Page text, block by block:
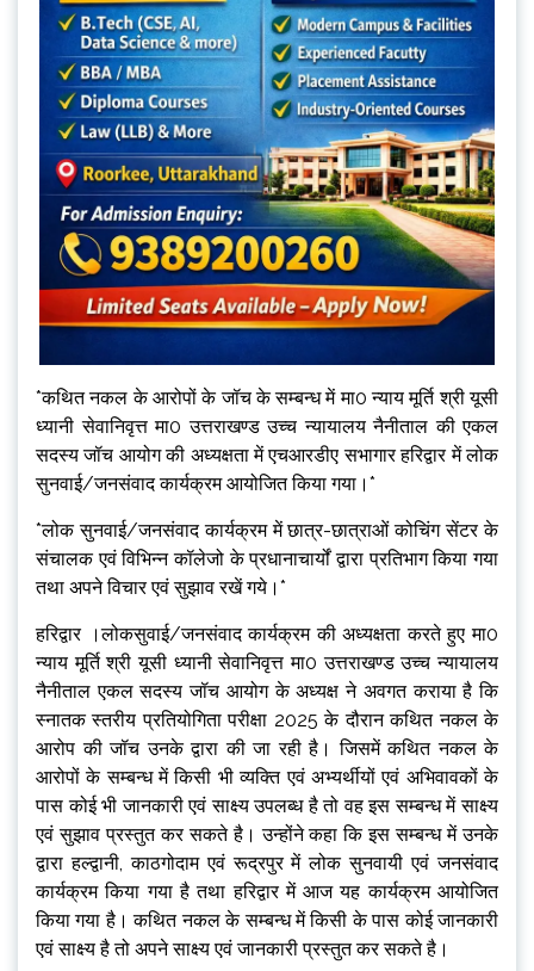
*कथित नकल के आरोपों के जॉच के सम्बन्ध में मा0 न्याय मूर्ति श्री यूसी
ध्यानी सेवानिवृत्त मा0 उत्तराखण्ड उच्च न्यायालय नैनीताल की एकल
सदस्य जॉच आयोग की अध्यक्षता में एचआरडीए सभागार हरिद्वार में लोक
सुनवाई/जनसंवाद कार्यक्रम आयोजित किया गया।*
*लोक सुनवाई/जनसंवाद कार्यक्रम में छात्र-छात्राओं कोचिंग सेंटर के
संचालक एवं विभिन्न कॉलेजो के प्रधानाचार्यों द्वारा प्रतिभाग किया गया
तथा अपने विचार एवं सुझाव रखें गये।*
हरिद्वार ।लोकसुवाई/जनसंवाद कार्यक्रम की अध्यक्षता करते हुए मा0
न्याय मूर्ति श्री यूसी ध्यानी सेवानिवृत्त मा0 उत्तराखण्ड उच्च न्यायालय
नैनीताल एकल सदस्य जॉच आयोग के अध्यक्ष ने अवगत कराया है कि
स्नातक स्तरीय प्रतियोगिता परीक्षा 2025 के दौरान कथित नकल के
आरोप की जॉच उनके द्वारा की जा रही है। जिसमें कथित नकल के
आरोपों के सम्बन्ध में किसी भी व्यक्ति एवं अभ्यर्थीयों एवं अभिवावकों के
पास कोई भी जानकारी एवं साक्ष्य उपलब्ध है तो वह इस सम्बन्ध में साक्ष्य
एवं सुझाव प्रस्तुत कर सकते है। उन्होंने कहा कि इस सम्बन्ध में उनके
द्वारा हल्द्वानी, काठगोदाम एवं रूद्रपुर में लोक सुनवायी एवं जनसंवाद
कार्यक्रम किया गया है तथा हरिद्वार में आज यह कार्यक्रम आयोजित
किया गया है। कथित नकल के सम्बन्ध में किसी के पास कोई जानकारी
एवं साक्ष्य है तो अपने साक्ष्य एवं जानकारी प्रस्तुत कर सकते है।